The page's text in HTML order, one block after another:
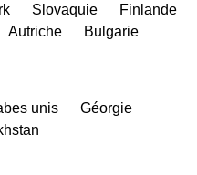
Slovaquie
Finlande
Autriche
Bulgarie
unis
Géorgie